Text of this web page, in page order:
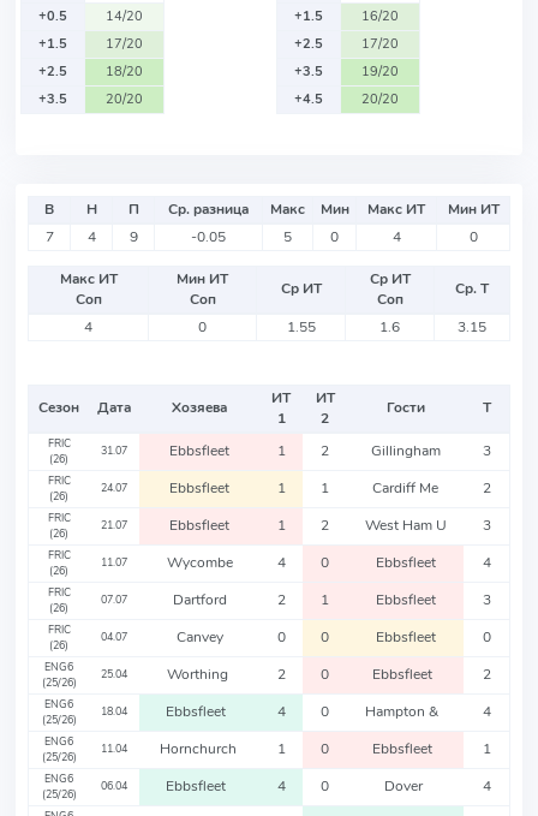
+0.5
14/20
+1.5
17/20
+2.5
18/20
+3.5
20/20
+1.5
16/20
+2.5
17/20
+3.5
19/20
+4.5
20/20
В Н П Ср. разница Макс Мин Макс ИТ
Мин ИТ
7
4 9 -0.05 5 0 4 0
Макс ИТ
Соп
Мин ИТ
Соп
Ср ИТ
Ср ИТ
Соп
Ср. Т
4
0 1.55 1.6 3.15
Сезон Дата Хозяева
ИТ
1
ИТ
2
Гости Т
FRIC
(26)
31.07 Ebbsfleet 1 2 Gillingham 3
FRIC
(26)
24.07 Ebbsfleet 1 1 Cardiff Me 2
FRIC
(26)
21.07 Ebbsfleet 1 2 West Ham U 3
FRIC
(26)
11.07 Wycombe 4 0 Ebbsfleet 4
FRIC
(26)
07.07 Dartford 2 1 Ebbsfleet 3
FRIC
(26)
04.07 Canvey 0 0 Ebbsfleet 0
ENG6
(25/26)
25.04 Worthing 2 0 Ebbsfleet 2
ENG6
(25/26)
18.04 Ebbsfleet 4 0 Hampton & 4
ENG6
(25/26)
11.04 Hornchurch 1 0 Ebbsfleet 1
ENG6
(25/26)
06.04 Ebbsfleet 4 0 Dover 4